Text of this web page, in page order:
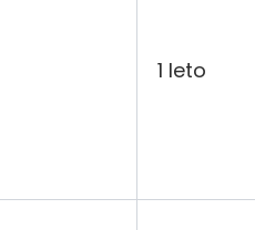
1 leto